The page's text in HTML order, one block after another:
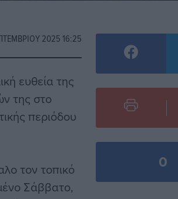
2025 16:25
ευθεία της
της στο
περιόδου
τον τοπικό
Σάββατο,
0